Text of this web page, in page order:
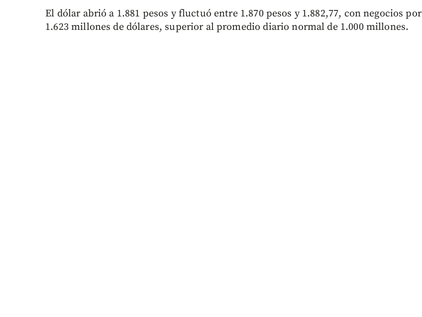
El dólar abrió a 1.881 pesos y fluctuó entre 1.870 pesos y 1.882,77, con negocios por
1.623 millones de dólares, superior al promedio diario normal de 1.000 millones.